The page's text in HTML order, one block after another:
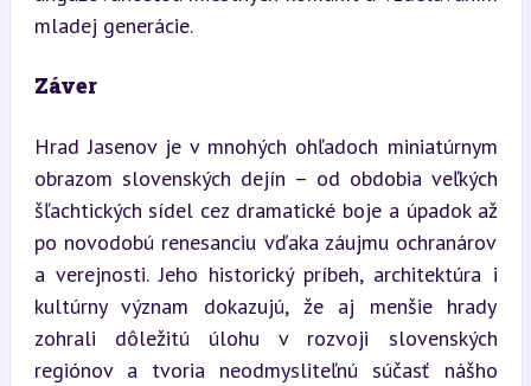
mladej generácie.
Záver
Hrad Jasenov je v mnohých ohľadoch miniatúrnym
obrazom slovenských dejín – od obdobia veľkých
šľachtických sídel cez dramatické boje a úpadok až
po novodobú renesanciu vďaka záujmu ochranárov
a verejnosti. Jeho historický príbeh, architektúra i
kultúrny význam dokazujú, že aj menšie hrady
zohrali dôležitú úlohu v rozvoji slovenských
regiónov a tvoria neodmysliteľnú súčasť nášho